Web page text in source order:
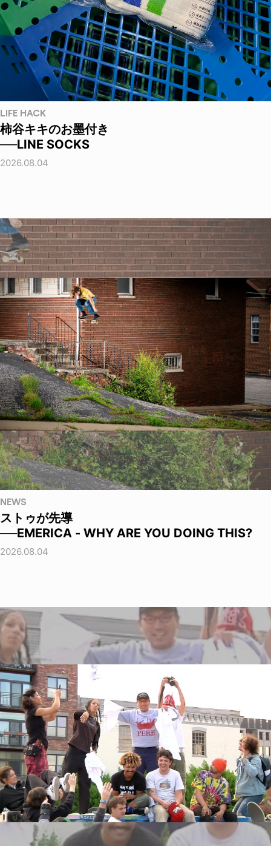
LIFE HACK
柿谷キキのお墨付き
──LINE SOCKS
2026.08.04
NEWS
ストゥが先導
──EMERICA - WHY ARE YOU DOING THIS?
2026.08.04